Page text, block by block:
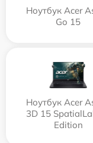
Ноутбук Acer
Go 15
Ноутбук Acer
3D 15
Edition